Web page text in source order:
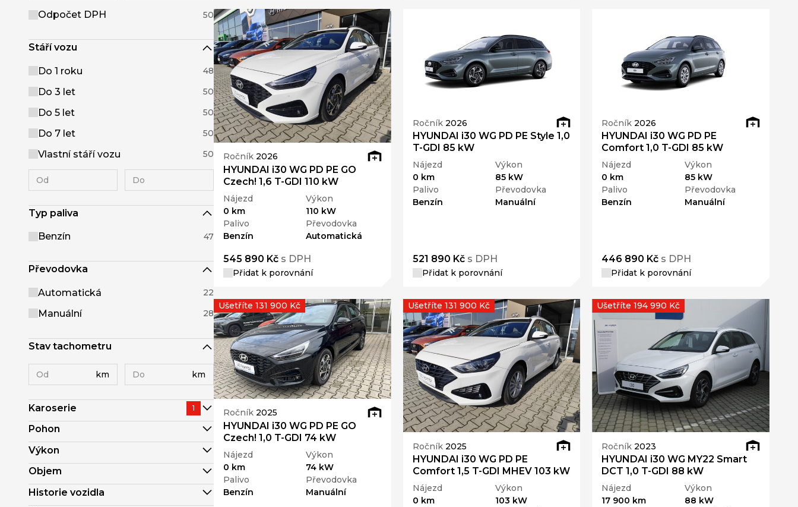
Odpočet DPH 50
Stáří vozu
Do 1 roku 48
Do 3 let 50
Do 5 let 50
Do 7 let 50
Vlastní stáří vozu 50
Typ paliva
Benzín 47
Převodovka
Automatická 22
Manuální 28
Stav tachometru
km km
Karoserie 1
Pohon
Výkon
Objem
Historie vozidla
Ročník 2026
HYUNDAI i30 WG PD PE GO
Czech! 1,6 T-GDI 110 kW
Nájezd
0 km
Výkon
110 kW
Palivo
Benzín
Převodovka
Automatická
545 890 Kč s DPH
Přidat k porovnání
Ročník 2026
HYUNDAI i30 WG PD PE Style 1,0
T-GDI 85 kW
Nájezd
0 km
Výkon
85 kW
Palivo
Benzín
Převodovka
Manuální
521 890 Kčs DPH
Přidat k porovnání
Ročník 2026
HYUNDAI i30 WG PD PE
Comfort 1,0 T-GDI 85 kW
Nájezd
0 km
Výkon
85 kW
Palivo
Benzín
Převodovka
Manuální
446 890 Kč s DPH
Přidat k porovnání
Ročník 2025
HYUNDAI i30 WG PD PE GO
Czech! 1,0 T-GDI 74 kW
Nájezd
0 km
Výkon
74 kW
Palivo
Benzín
Převodovka
Manuální
Ušetříte 131 900 Kč
Ročník 2025
HYUNDAI i30 WG PD PE
Comfort 1,5 T-GDI MHEV 103 kW
Nájezd
0 km
Výkon
103 kW
Ušetříte 131 900 Kč
Ročník 2023
HYUNDAI i30 WG MY22 Smart
DCT 1,0 T-GDI 88 kW
Nájezd
17 900 km
Výkon
88 kW
Ušetříte 194 990 Kč